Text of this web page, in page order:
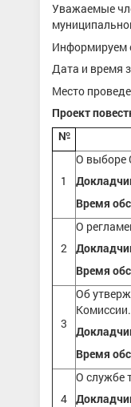
Уважаемые
Информируем
Дата и время
Место
Проект
№
1
О выборе
Время
2
О
Время
3
Об
Комиссии.
Время
4
О службе